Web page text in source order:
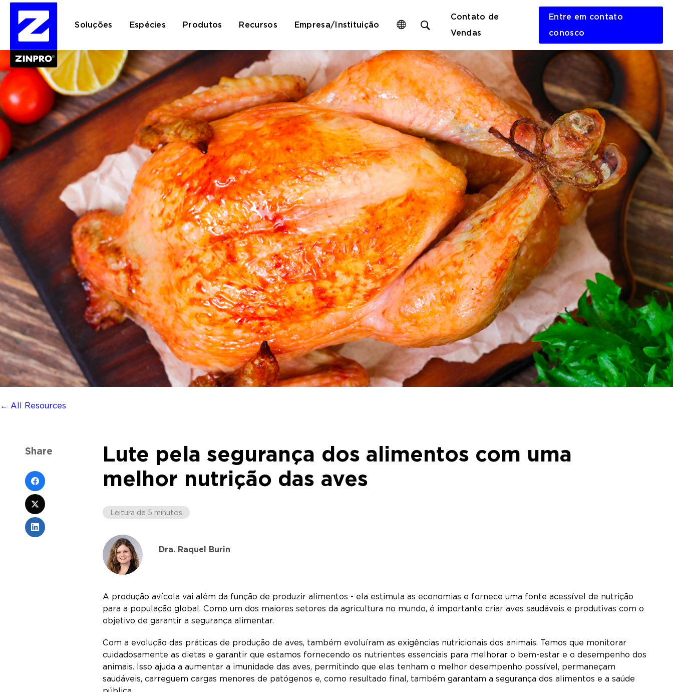
Soluções Espécies Produtos Recursos Empresa/Instituição
search
form
Contato de
Vendas
Entre em contato
conosco
Pesquisar
por:
← All Resources
Lute pela segurança dos alimentos com uma
melhor nutrição das aves
Leitura de 5 minutos
Dra. Raquel Burin
A produção avícola vai além da função de produzir alimentos - ela estimula as economias e fornece uma fonte acessível de nutrição
para a população global. Como um dos maiores setores da agricultura no mundo, é importante criar aves saudáveis e produtivas com o
objetivo de garantir a segurança alimentar.
Com a evolução das práticas de produção de aves, também evoluíram as exigências nutricionais dos animais. Temos que monitorar
cuidadosamente as dietas e garantir que estamos fornecendo os nutrientes essenciais para melhorar o bem-estar e o desempenho dos
animais. Isso ajuda a aumentar a imunidade das aves, permitindo que elas tenham o melhor desempenho possível, permaneçam
saudáveis, carreguem cargas menores de patógenos e, como resultado final, também garantam a segurança dos alimentos e a saúde
Share